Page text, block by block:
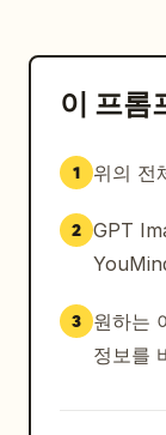
이 프롬
1 위의 전
2 GPT
3
원하는
정보를